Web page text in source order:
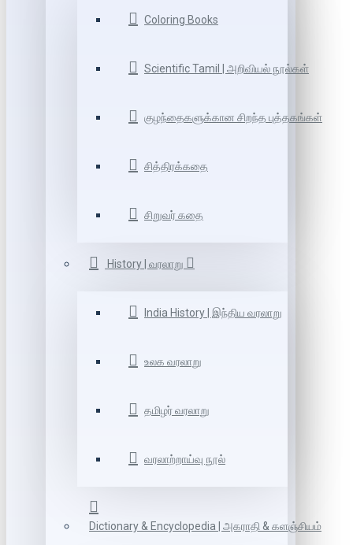
Coloring Books
Scientific Tamil | அறிவியல் நூல்கள்
குழந்தைகளுக்கான சிறந்த புத்தகங்கள்
சித்திரக்கதை
சிறுவர் கதை
History | வரலாறு
India History | இந்திய வரலாறு
உலக வரலாறு
தமிழர் வரலாறு
வரலாற்றாய்வு நூல்
Dictionary & Encyclopedia | அகராதி & களஞ்சியம்